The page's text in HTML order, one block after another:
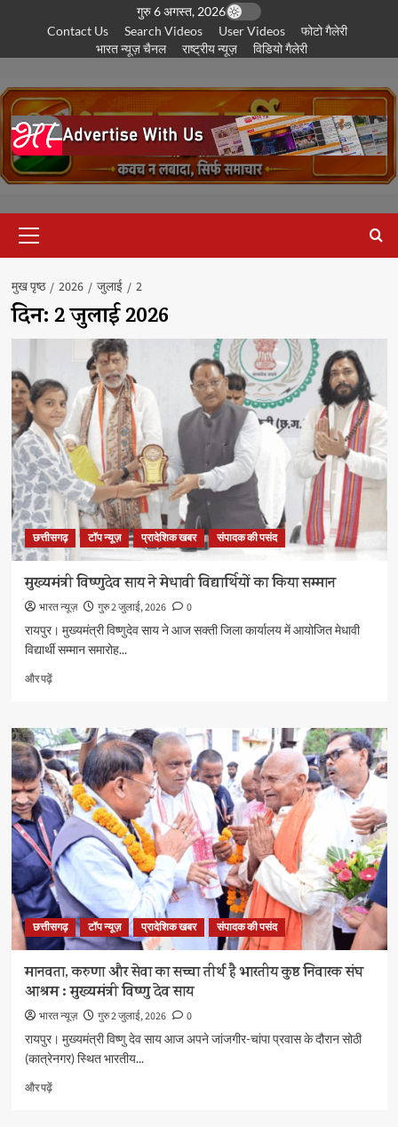
पर
गुरु 6 अगस्त, 2026
Contact Us
Search Videos User Videos
फोटो गैलेरी
भारत न्यूज़ चैनल
राष्ट्रीय न्यूज़ विडियो गैलेरी
सूची
मुख पृष्ठ 2026 जुलाई 2
दिन:2 जुलाई 2026
छत्तीसगढ़ टॉप न्यूज़ प्रादेशिक खबर संपादक की पसंद
मुख्यमंत्री विष्णुदेव साय ने मेधावी विद्यार्थियों का किया सम्मान
भारत न्यूज़ गुरु 2 जुलाई, 2026
0
रायपुर। मुख्यमंत्री विष्णुदेव साय ने आज सक्ती जिला कार्यालय में आयोजित मेधावी
विद्यार्थी सम्मान समारोह...
और पढ़ेंमुख्यमंत्री
ने
मेधावी
विद्यार्थियों
का
किया
सम्मान
के
बारे
में
और
पढ़ें
छत्तीसगढ़ टॉप न्यूज़ प्रादेशिक खबर संपादक की पसंद
मानवता, करुणा और सेवा का सच्चा तीर्थ है भारतीय कुष्ठ निवारक संघ
आश्रम : मुख्यमंत्री विष्णु देव साय
भारत न्यूज़ गुरु 2 जुलाई, 2026
0
रायपुर। मुख्यमंत्री विष्णु देव साय आज अपने जांजगीर-चांपा प्रवास के दौरान सोठी
(कात्रेनगर) स्थित भारतीय...
और पढ़ेंमानवता,